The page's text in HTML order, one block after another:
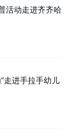
活动走进齐齐哈
走进手拉手幼儿